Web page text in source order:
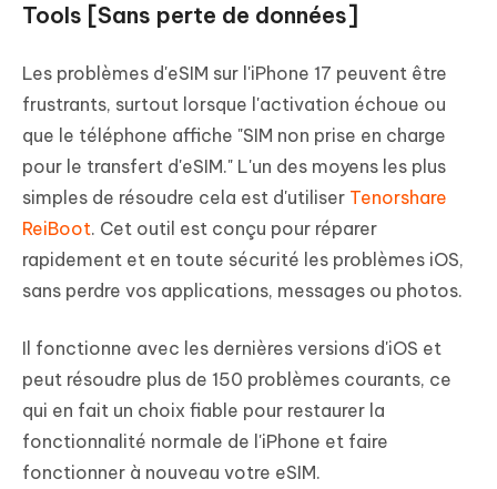
Tools [Sans perte de données]
Les problèmes d'eSIM sur l'iPhone 17 peuvent être
frustrants, surtout lorsque l'activation échoue ou
que le téléphone affiche "SIM non prise en charge
pour le transfert d'eSIM." L'un des moyens les plus
simples de résoudre cela est d'utiliser Tenorshare
ReiBoot. Cet outil est conçu pour réparer
rapidement et en toute sécurité les problèmes iOS,
sans perdre vos applications, messages ou photos.
Il fonctionne avec les dernières versions d'iOS et
peut résoudre plus de 150 problèmes courants, ce
qui en fait un choix fiable pour restaurer la
fonctionnalité normale de l'iPhone et faire
fonctionner à nouveau votre eSIM.